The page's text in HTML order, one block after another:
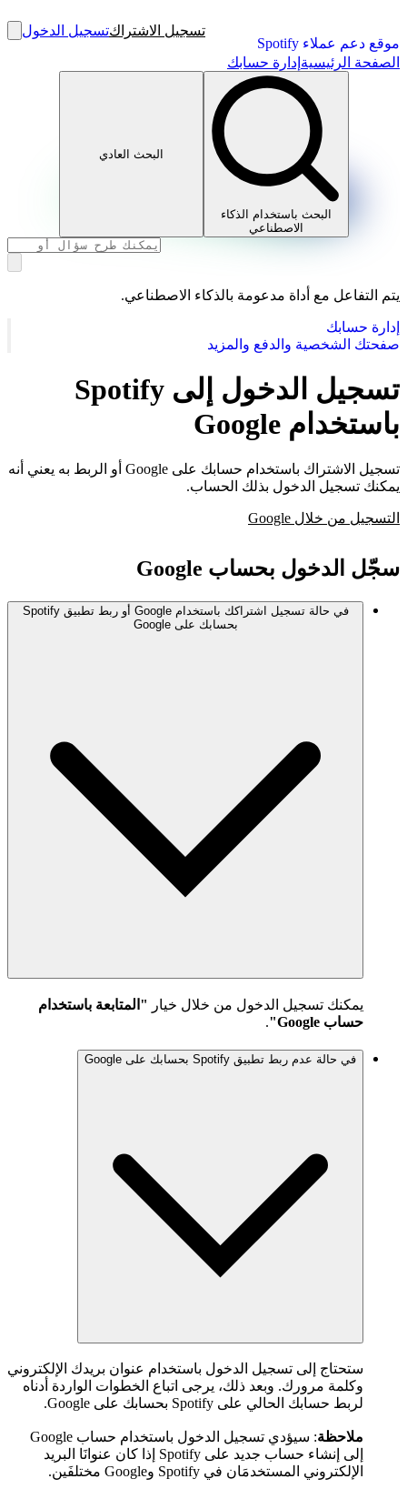
موقع دعم عملاء Spotify
تسجيل الاشتراكتسجيل الدخول
الصفحة الرئيسية إدارة حسابك
البحث باستخدام الذكاء
الاصطناعي
البحث العادي
يتم التفاعل مع أداة مدعومة بالذكاء الاصطناعي.
إدارة حسابك
صفحتك الشخصية والدفع والمزيد
تسجيل الدخول إلى Spotify
باستخدام Google
تسجيل الاشتراك باستخدام حسابك على Google أو الربط به يعني أنه
يمكنك تسجيل الدخول بذلك الحساب.
التسجيل من خلال Google
سجّل الدخول بحساب Google
في حالة تسجيل اشتراكك باستخدام Google أو ربط تطبيق Spotify
بحسابك على Google
يمكنك تسجيل الدخول من خلال خيار
"المتابعة باستخدام
حساب Google"
.
في حالة عدم ربط تطبيق Spotify بحسابك على Google
ستحتاج إلى تسجيل الدخول باستخدام عنوان بريدك الإلكتروني
وكلمة مرورك. وبعد ذلك، يرجى اتباع الخطوات الواردة أدناه
لربط حسابك الحالي على Spotify بحسابك على Google.
ملاحظة
: سيؤدي تسجيل الدخول باستخدام حساب Google
إلى إنشاء حساب جديد على Spotify إذا كان عنوانَا البريد
الإلكتروني المستخدمَان في Spotify وGoogle مختلفَين.